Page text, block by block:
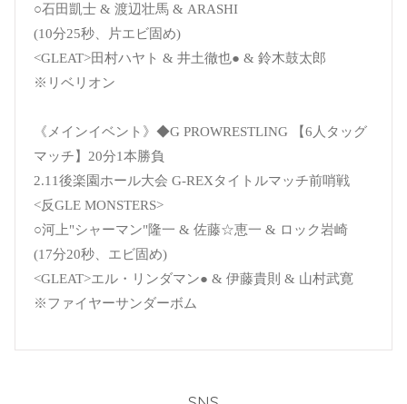
○石田凱士 & 渡辺壮馬 & ARASHI
(10分25秒、片エビ固め)
<GLEAT>田村ハヤト & 井土徹也● & 鈴木鼓太郎
※リベリオン
《メインイベント》◆G PROWRESTLING 【6人タッグ
マッチ】20分1本勝負
2.11後楽園ホール大会 G-REXタイトルマッチ前哨戦
<反GLE MONSTERS>
○河上"シャーマン"隆一 & 佐藤☆恵一 & ロック岩崎
(17分20秒、エビ固め)
<GLEAT>エル・リンダマン● & 伊藤貴則 & 山村武寛
※ファイヤーサンダーボム